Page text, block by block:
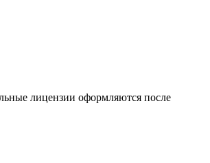
лицензии оформляются после